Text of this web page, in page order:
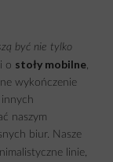
być nie tylko
o stoły mobilne
wykończenie
naszym
biur. Nasze
linie,